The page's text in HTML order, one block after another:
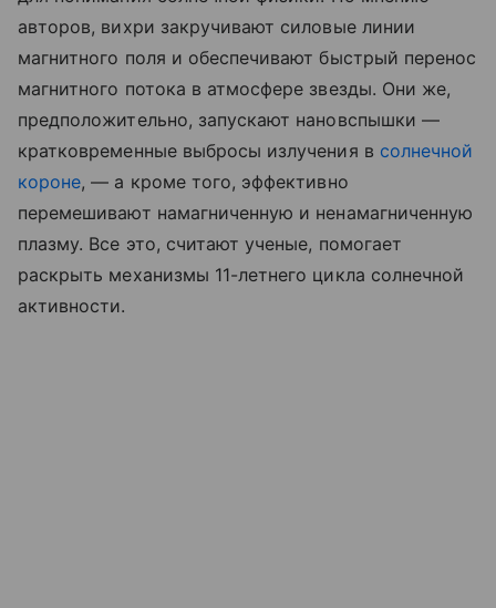
авторов, вихри закручивают силовые линии
магнитного поля и обеспечивают быстрый перенос
магнитного потока в атмосфере звезды. Они же,
предположительно, запускают нановспышки —
кратковременные выбросы излучения в солнечной
короне, — а кроме того, эффективно
перемешивают намагниченную и ненамагниченную
плазму. Все это, считают ученые, помогает
раскрыть механизмы 11-летнего цикла солнечной
активности.